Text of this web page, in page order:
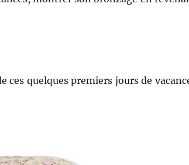
quelques premiers jours de